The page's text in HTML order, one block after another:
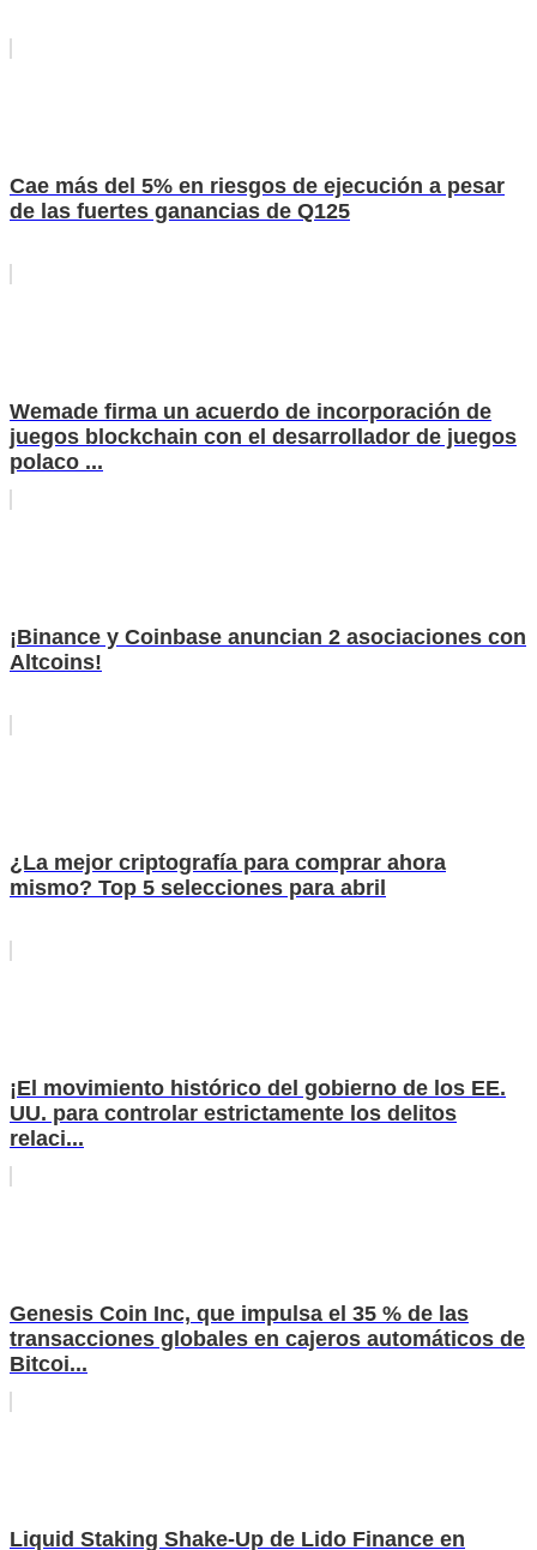
Cae más del 5% en riesgos de ejecución a pesar
de las fuertes ganancias de Q125
Wemade firma un acuerdo de incorporación de
juegos blockchain con el desarrollador de juegos
polaco ...
¡Binance y Coinbase anuncian 2 asociaciones con
Altcoins!
¿La mejor criptografía para comprar ahora
mismo? Top 5 selecciones para abril
¡El movimiento histórico del gobierno de los EE.
UU. para controlar estrictamente los delitos
relaci...
Genesis Coin Inc, que impulsa el 35 % de las
transacciones globales en cajeros automáticos de
Bitcoi...
Liquid Staking Shake-Up de Lido Finance en